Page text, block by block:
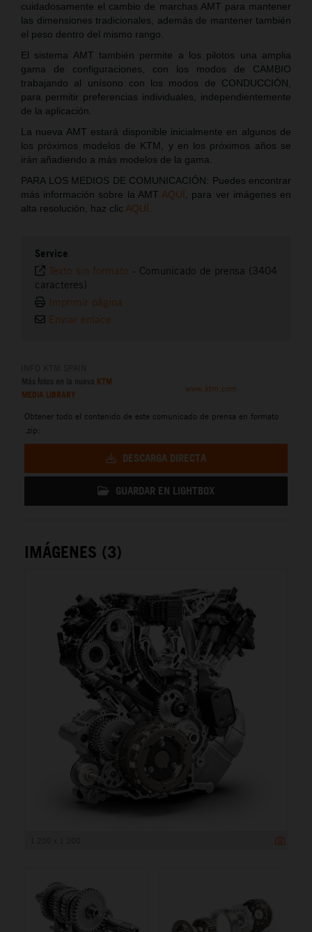
cuidadosamente el cambio de marchas AMT para mantener
las dimensiones tradicionales, además de mantener también
el peso dentro del mismo rango.
El sistema AMT también permite a los pilotos una amplia
gama de configuraciones, con los modos de CAMBIO
trabajando al unísono con los modos de CONDUCCIÓN,
para permitir preferencias individuales, independientemente
de la aplicación.
La nueva AMT estará disponible inicialmente en algunos de
los próximos modelos de KTM, y en los próximos años se
irán añadiendo a más modelos de la gama.
PARA LOS MEDIOS DE COMUNICACIÓN: Puedes encontrar
más información sobre la AMT AQUÍ
, para ver imágenes en
alta resolución, haz clic AQUÍ
Service
Texto sin formato - Comunicado de prensa (3404
caracteres)
Imprimir página
Enviar enlace
KTM
MEDIA LIBRARY
www.ktm.com
Obtener todo el contenido de este comunicado de prensa en formato
.zip:
DESCARGA DIRECTA
GUARDAR EN LIGHTBOX
IMÁGENES (3)